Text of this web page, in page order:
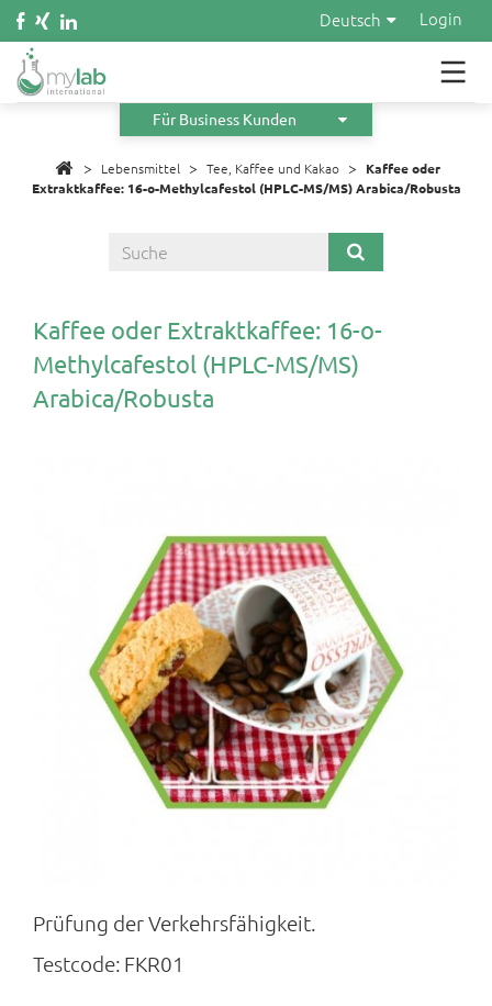
Login
Deutsch
Material
Infos
Angebot anfordern
Für Business Kunden
> Lebensmittel > Tee, Kaffee und Kakao >
Kaffee oder
Extraktkaffee: 16-o-Methylcafestol (HPLC-MS/MS) Arabica/Robusta
Kaffee oder Extraktkaffee: 16-o-
Methylcafestol (HPLC-MS/MS)
Arabica/Robusta
Prüfung der Verkehrsfähigkeit.
Testcode: FKR01